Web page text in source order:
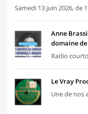
Samedi 13 juin 2026, de
Anne
domaine de
Radio
Le Vray
Une de nos